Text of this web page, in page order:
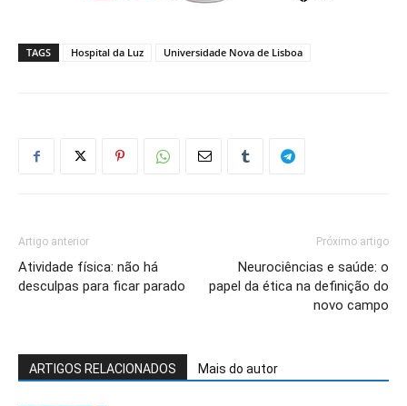
TAGS Hospital da Luz Universidade Nova de Lisboa
Artigo anterior
Atividade física: não há
desculpas para ficar parado
Próximo artigo
Neurociências e saúde: o
papel da ética na definição do
novo campo
ARTIGOS RELACIONADOS Mais do autor